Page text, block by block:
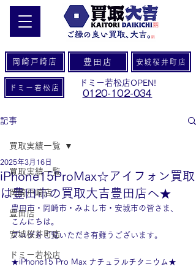
岡崎戸崎店 豊田店 安城桜井町店
ドミー若松店
ドミー若松店OPEN!
0120-102-034
記事
買取実績一覧
岡崎戸崎店
豊田店
安城桜井町店
ドミー若松店
買取実績一覧
iPhone15ProMax☆アイフォン買取
は豊田市の買取大吉豊田店へ★
2025年3月16日
豊田市・岡崎市・みよし市・安城市の皆さま、
こんにちは。
ブログをご覧いただき有難うございます。
★iPhone15 Pro Max ナチュラルチタニウム★